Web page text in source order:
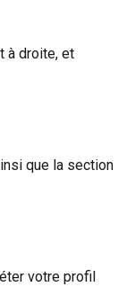
à droite, et
que la section
votre profil